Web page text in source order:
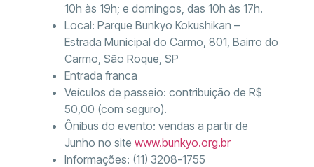
10h às 19h; e domingos, das 10h às 17h.
Local: Parque Bunkyo Kokushikan –
Estrada Municipal do Carmo, 801, Bairro do
Carmo, São Roque, SP
Entrada franca
Veículos de passeio: contribuição de R$
50,00 (com seguro).
Ônibus do evento: vendas a partir de
Junho no site www.bunkyo.org.br
Informações: (11) 3208-1755